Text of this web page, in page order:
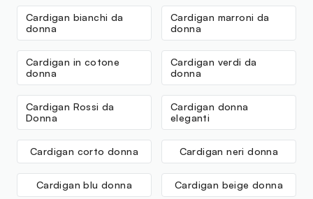
Cardigan bianchi da
donna
Cardigan marroni da
donna
Cardigan in cotone
donna
Cardigan verdi da
donna
Cardigan Rossi da
Donna
Cardigan donna
eleganti
Cardigan corto donna Cardigan neri donna
Cardigan blu donna Cardigan beige donna